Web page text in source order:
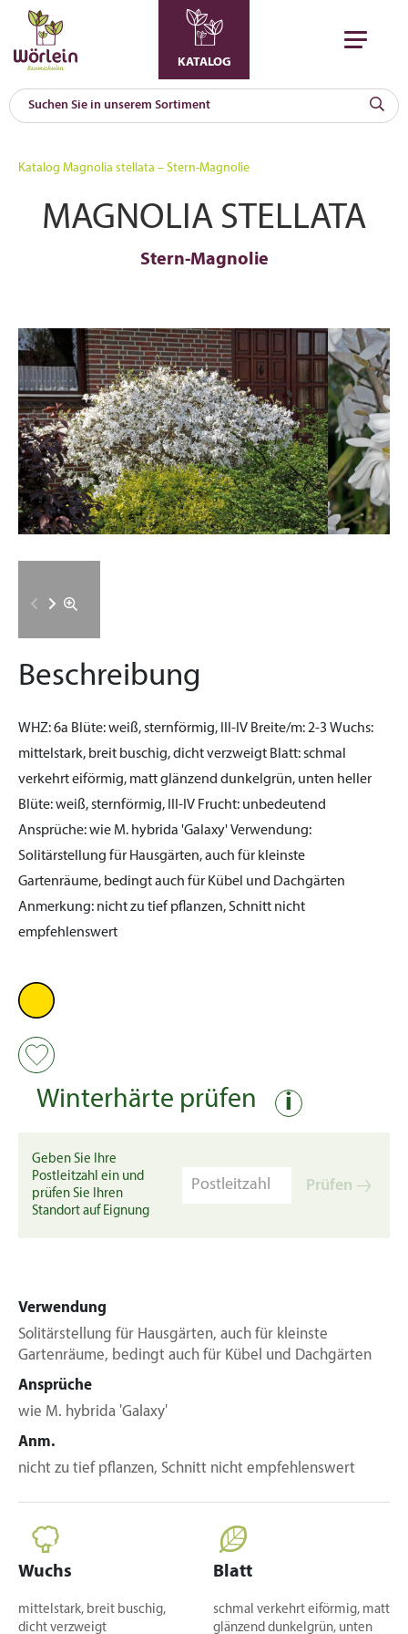
KATALOG
Katalog Magnolia stellata – Stern-Magnolie
MAGNOLIA STELLATA
Stern-Magnolie
Beschreibung
WHZ:6a Blüte:weiß, sternförmig, III-IV Breite/m:2-3 Wuchs:
mittelstark, breit buschig, dicht verzweigt Blatt:schmal
verkehrt eiförmig, matt glänzend dunkelgrün, unten heller
Blüte:weiß, sternförmig, III-IV Frucht: unbedeutend
Ansprüche:wie M. hybrida 'Galaxy'Verwendung:
Solitärstellung für Hausgärten, auch für kleinste
Gartenräume, bedingt auch für Kübel und Dachgärten
Anmerkung: nicht zu tief pflanzen, Schnitt nicht
empfehlenswert
Winterhärte prüfen i
Geben Sie Ihre
Postleitzahl ein und
prüfen Sie Ihren
Standort auf Eignung
Prüfen
Verwendung
Solitärstellung für Hausgärten, auch für kleinste
Gartenräume, bedingt auch für Kübel und Dachgärten
Ansprüche
wie M. hybrida 'Galaxy'
Anm.
nicht zu tief pflanzen, Schnitt nicht empfehlenswert
Wuchs
mittelstark, breit buschig,
dicht verzweigt
Blatt
schmal verkehrt eiförmig, matt
glänzend dunkelgrün, unten